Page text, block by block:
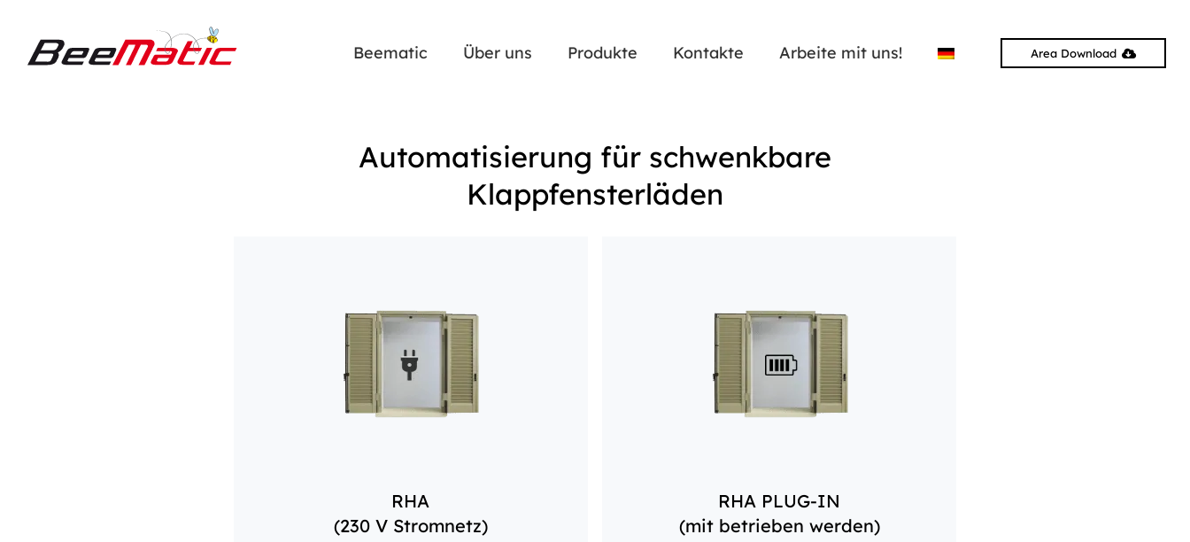
Beematic Über uns Produkte Kontakte Arbeite mit uns! Area Download
Automatisierung für schwenkbare
Klappfensterläden
RHA
(230 V Stromnetz)
RHA PLUG-IN
(mit betrieben werden)